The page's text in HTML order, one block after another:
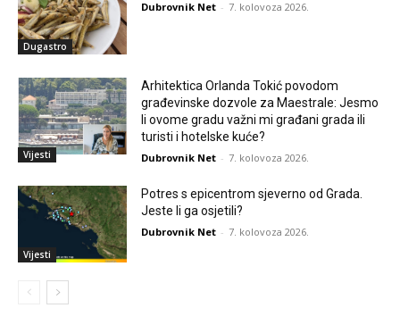
Dugastro
Dubrovnik Net - 7. kolovoza 2026.
Vijesti
Arhitektica Orlanda Tokić povodom
građevinske dozvole za Maestrale: Jesmo
li ovome gradu važni mi građani grada ili
turisti i hotelske kuće?
Dubrovnik Net - 7. kolovoza 2026.
Vijesti
Potres s epicentrom sjeverno od Grada.
Jeste li ga osjetili?
Dubrovnik Net - 7. kolovoza 2026.